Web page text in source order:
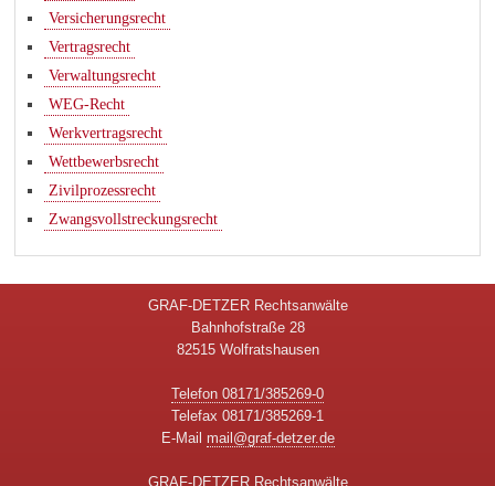
Versicherungsrecht
Vertragsrecht
Verwaltungsrecht
WEG-Recht
Werkvertragsrecht
Wettbewerbsrecht
Zivilprozessrecht
Zwangsvollstreckungsrecht
GRAF-DETZER Rechtsanwälte
Bahnhofstraße 28
82515 Wolfratshausen
Telefon 08171/385269-0
Telefax 08171/385269-1
E-Mail mail@graf-detzer.de
GRAF-DETZER Rechtsanwälte